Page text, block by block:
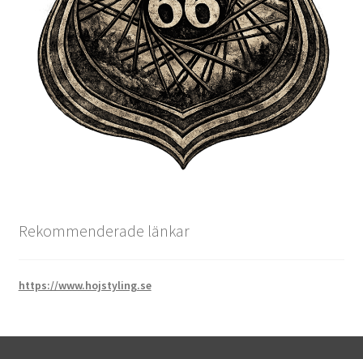
Rekommenderade länkar
https://www.hojstyling.se